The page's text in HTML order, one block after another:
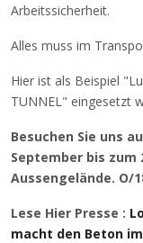
Arbeitssicherheit.
Alles muss im
Hier ist als Beispiel
TUNNEL" eingesetzt
Besuchen Sie uns
September bis zum
Aussengelände. O/
Lese Hier Presse :
macht den Beton